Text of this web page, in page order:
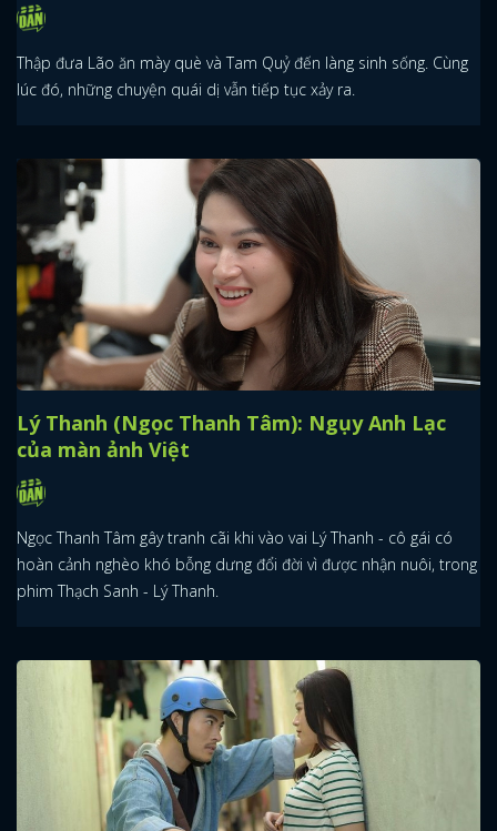
Thập đưa Lão ăn mày què và Tam Quỷ đến làng sinh sống. Cùng
lúc đó, những chuyện quái dị vẫn tiếp tục xảy ra.
Lý Thanh (Ngọc Thanh Tâm): Ngụy Anh Lạc
của màn ảnh Việt
Ngọc Thanh Tâm gây tranh cãi khi vào vai Lý Thanh - cô gái có
hoàn cảnh nghèo khó bỗng dưng đổi đời vì được nhận nuôi, trong
phim Thạch Sanh - Lý Thanh.